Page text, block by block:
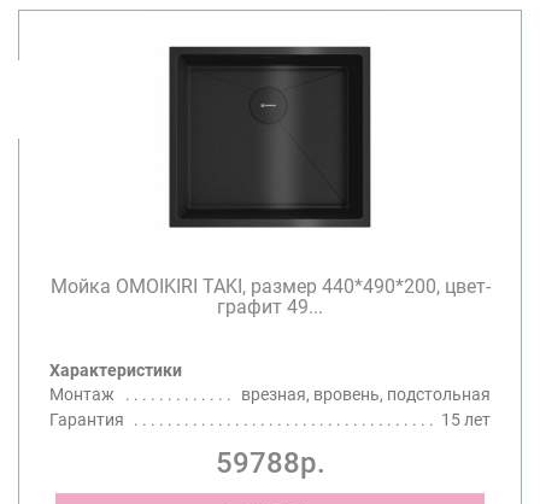
Мойка OMOIKIRI TAKI, размер 440*490*200, цвет-
графит 49...
Характеристики
Монтаж
врезная, вровень, подстольная
Гарантия
15 лет
59788р.